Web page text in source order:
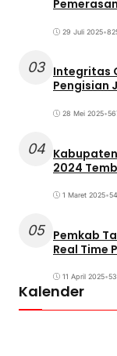
Pemerasan
29 Juli 2025•
03 Integritas
Pengisian
28 Mei 2025•
04
2024
1 Maret 2025•
05 Pemkab
Real Time
11 April 2025•
Kalender